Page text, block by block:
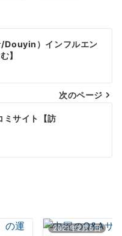
Douyin）インフルエン
】
次のページ
ミサイト【訪
2021年2月5日